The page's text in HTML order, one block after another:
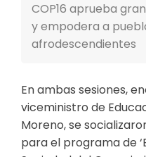
COP16 aprueba
y empodera a
afrodescendientes
En ambas sesiones,
viceministro de
Moreno, se
para el programa de